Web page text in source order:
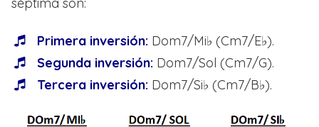
Primera inversión: Dom7/Mi♭ (Cm7/E♭).
Segunda inversión: Dom7/Sol (Cm7/G).
Tercera inversión: Dom7/Si♭ (Cm7/B♭).